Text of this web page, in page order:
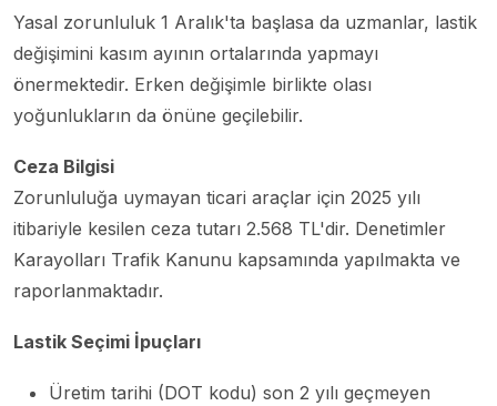
Yasal zorunluluk 1 Aralık'ta başlasa da uzmanlar, lastik
değişimini kasım ayının ortalarında yapmayı
önermektedir. Erken değişimle birlikte olası
yoğunlukların da önüne geçilebilir.
Ceza Bilgisi
Zorunluluğa uymayan ticari araçlar için 2025 yılı
itibariyle kesilen ceza tutarı 2.568 TL'dir. Denetimler
Karayolları Trafik Kanunu kapsamında yapılmakta ve
raporlanmaktadır.
Lastik Seçimi İpuçları
Üretim tarihi (DOT kodu) son 2 yılı geçmeyen